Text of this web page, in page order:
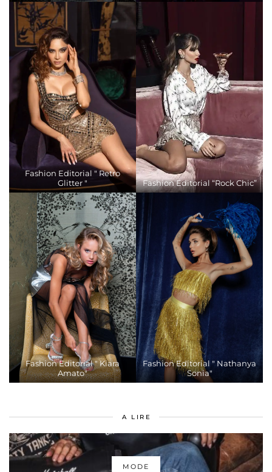
Fashion Editorial " Retro
Glitter "
Fashion Editorial “Rock Chic”
Fashion Editorial " Kiara
Amato"
Fashion Editorial " Nathanya
Sonia"
A LIRE
MODE